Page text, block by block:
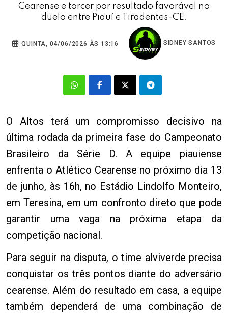
Cearense e torcer por resultado favorável no
duelo entre Piauí e Tiradentes-CE.
QUINTA, 04/06/2026 ÀS 13:16 SIDNEY SANTOS
O Altos terá um compromisso decisivo na
última rodada da primeira fase do Campeonato
Brasileiro da Série D. A equipe piauiense
enfrenta o Atlético Cearense no próximo dia 13
de junho, às 16h, no Estádio Lindolfo Monteiro,
em Teresina, em um confronto direto que pode
garantir uma vaga na próxima etapa da
competição nacional.
Para seguir na disputa, o time alviverde precisa
conquistar os três pontos diante do adversário
cearense. Além do resultado em casa, a equipe
também dependerá de uma combinação de